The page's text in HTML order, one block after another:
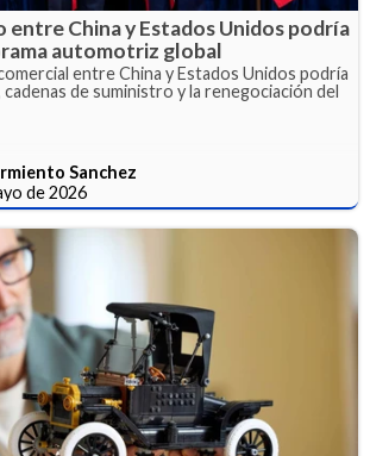
entre China y Estados Unidos podría
automotriz global
entre China y Estados Unidos podría
de suministro y la renegociación del
Sanchez
de 2026